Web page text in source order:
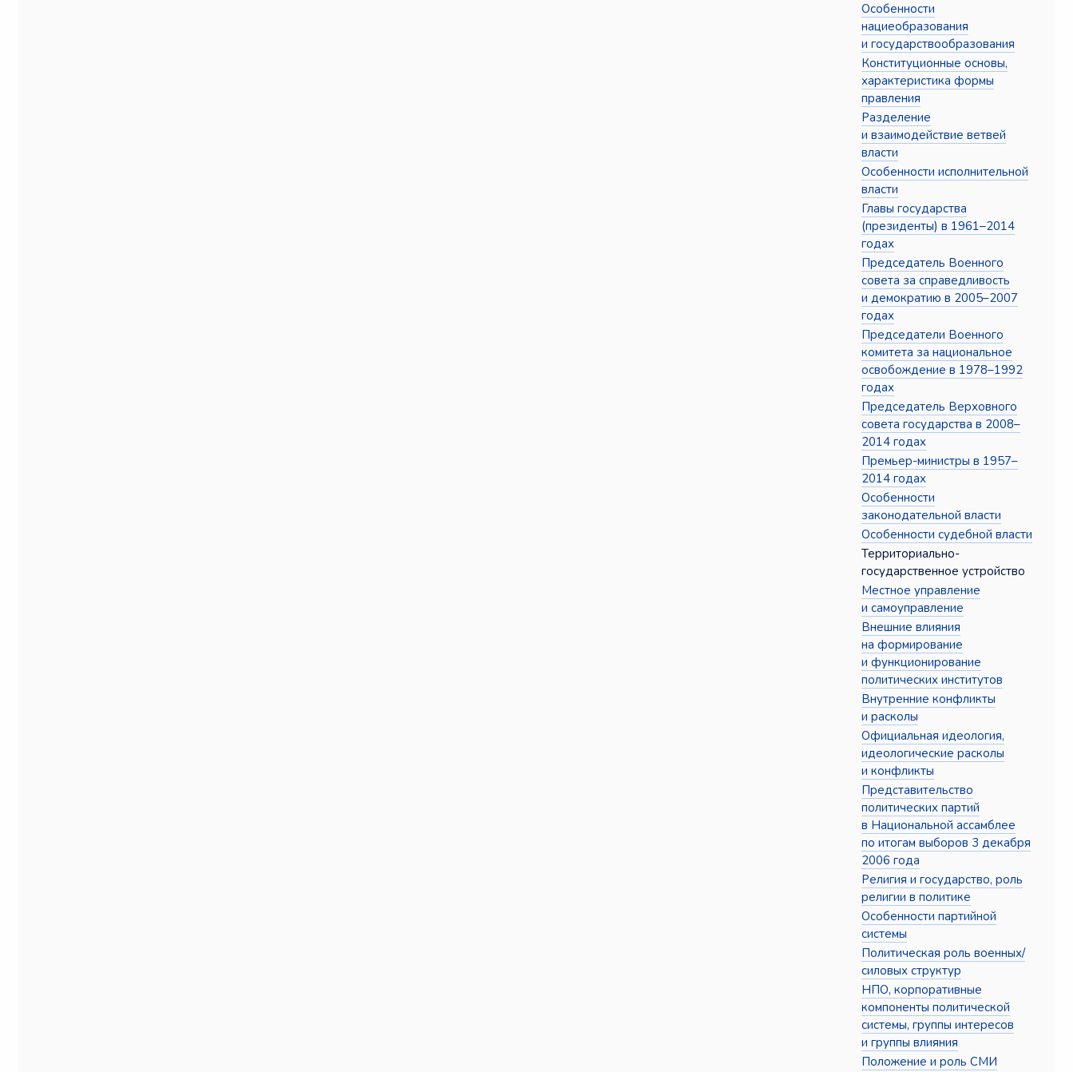
Особенности
нациеобразования
и государствообразования
Конституционные основы,
характеристика формы
правления
Разделение
и взаимодействие ветвей
власти
Особенности исполнительной
власти
Главы государства
(президенты) в 1961–2014
годах
Председатель Военного
совета за справедливость
и демократию в 2005–2007
годах
Председатели Военного
комитета за национальное
освобождение в 1978–1992
годах
Председатель Верховного
совета государства в 2008–
2014 годах
Премьер-министры в 1957–
2014 годах
Особенности
законодательной власти
Особенности судебной власти
Территориально-
государственное устройство
Местное управление
и самоуправление
Внешние влияния
на формирование
и функционирование
политических институтов
Внутренние конфликты
и расколы
Официальная идеология,
идеологические расколы
и конфликты
Представительство
политических партий
в Национальной ассамблее
по итогам выборов 3 декабря
2006 года
Религия и государство, роль
религии в политике
Особенности партийной
системы
Политическая роль военных/
силовых структур
НПО, корпоративные
компоненты политической
системы, группы интересов
и группы влияния
Положение и роль СМИ